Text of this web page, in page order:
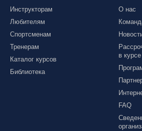
Инструкторам
Любителям
Спортсменам
Тренерам
Каталог курсов
Библиотека
О нас
в курсе
FAQ